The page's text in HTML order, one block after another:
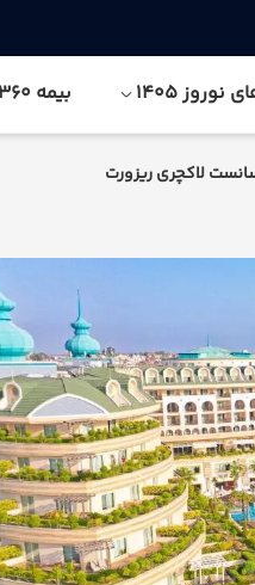
نوروز 1405 بیمه 360
لاکچری ریزورت